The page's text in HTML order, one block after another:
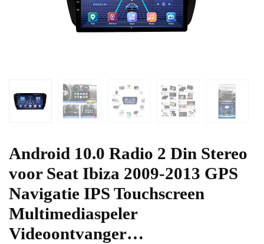
Android 10.0 Radio 2 Din Stereo
voor Seat Ibiza 2009-2013 GPS
Navigatie IPS Touchscreen
Multimediaspeler
Videoontvanger…